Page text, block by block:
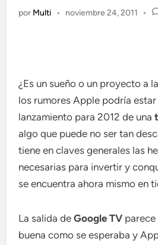
por Multi • noviembre 24, 2011 •
¿Es un sueño o un proyecto a
los rumores Apple podría
lanzamiento para 2012 de una
algo que puede no ser tan
tiene en claves generales las
necesarias para invertir y
se encuentra ahora mismo en
La salida deGoogle TV
buena como se esperaba y